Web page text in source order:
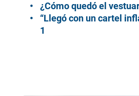
¿Cómo quedó el
“Llegó con un cartel
1